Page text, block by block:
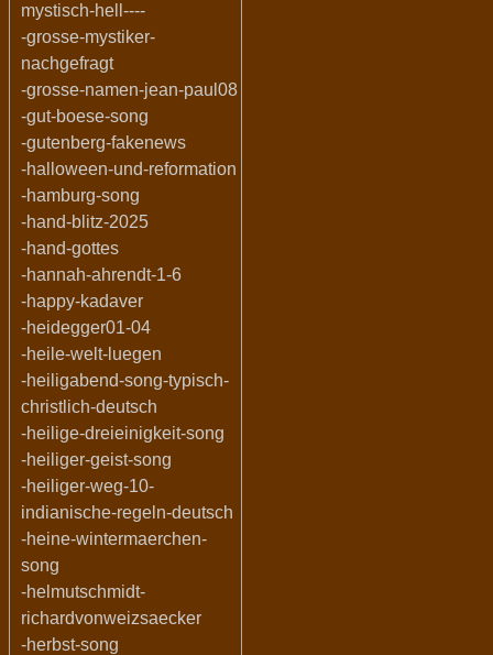
mystisch-hell----
-grosse-mystiker-
nachgefragt
-grosse-namen-jean-paul08
-gut-boese-song
-gutenberg-fakenews
-halloween-und-reformation
-hamburg-song
-hand-blitz-2025
-hand-gottes
-hannah-ahrendt-1-6
-happy-kadaver
-heidegger01-04
-heile-welt-luegen
-heiligabend-song-typisch-
christlich-deutsch
-heilige-dreieinigkeit-song
-heiliger-geist-song
-heiliger-weg-10-
indianische-regeln-deutsch
-heine-wintermaerchen-
song
-helmutschmidt-
richardvonweizsaecker
-herbst-song